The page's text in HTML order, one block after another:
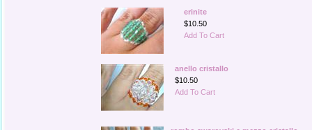
erinite
$10.50
Add To Cart
anello cristallo
$10.50
Add To Cart